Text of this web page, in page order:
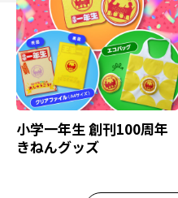
小学一年生 創刊100周年
きねんグッズ